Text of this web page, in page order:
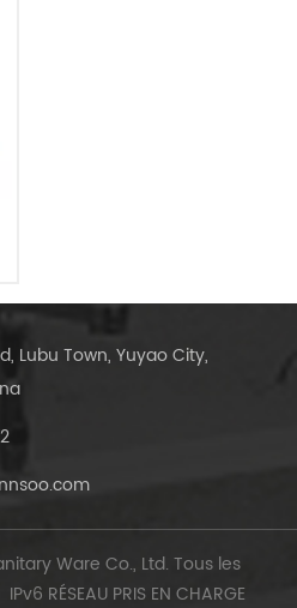
Lubu Town, Yuyao City,
Ware Co., Ltd. Tous les
IPv6 RÉSEAU PRIS EN CHARGE